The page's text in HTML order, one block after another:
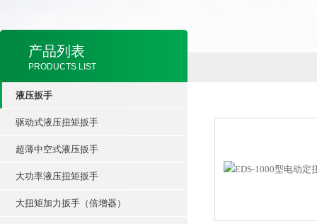
产品列表
PRODUCTS LIST
液压扳手
驱动式液压扭矩扳手
超薄中空式液压扳手
大功率液压扭矩扳手
大扭矩加力扳手（倍增器）